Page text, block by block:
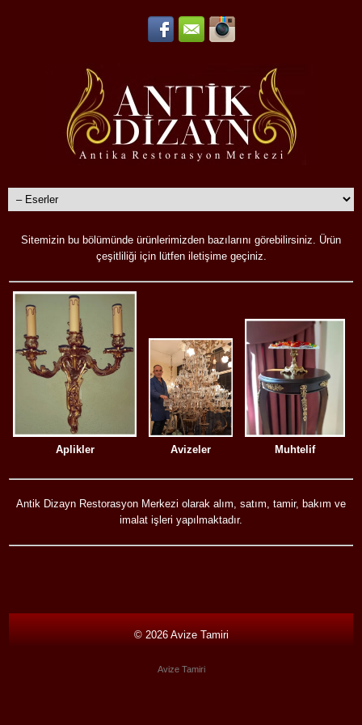
Sitemizin bu bölümünde ürünlerimizden bazılarını görebilirsiniz. Ürün
çeşitliliği için lütfen iletişime geçiniz.
Aplikler Avizeler Muhtelif
Antik Dizayn Restorasyon Merkezi olarak alım, satım, tamir, bakım ve
imalat işleri yapılmaktadır.
© 2026 Avize Tamiri
Avize Tamiri